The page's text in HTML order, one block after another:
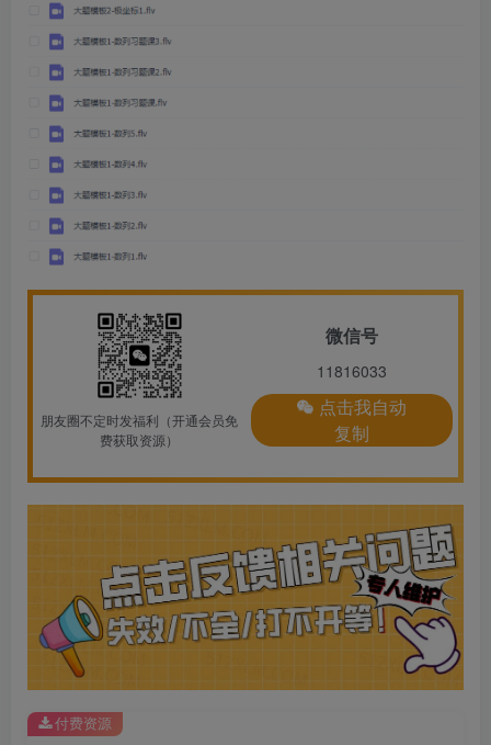
朋友圈不定时发福利（开通会员免
费获取资源）
微信号
11816033
点击我自动
复制
付费资源